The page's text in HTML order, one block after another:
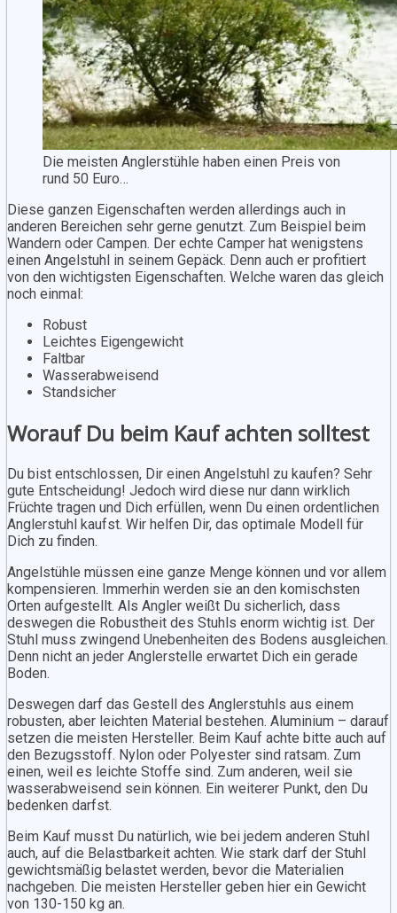
Die meisten Anglerstühle haben einen Preis von
rund 50 Euro…
Diese ganzen Eigenschaften werden allerdings auch in
anderen Bereichen sehr gerne genutzt. Zum Beispiel beim
Wandern oder Campen. Der echte Camper hat wenigstens
einen Angelstuhl in seinem Gepäck. Denn auch er profitiert
von den wichtigsten Eigenschaften. Welche waren das gleich
noch einmal:
Robust
Leichtes Eigengewicht
Faltbar
Wasserabweisend
Standsicher
Worauf Du beim Kauf achten solltest
Du bist entschlossen, Dir einen Angelstuhl zu kaufen? Sehr
gute Entscheidung! Jedoch wird diese nur dann wirklich
Früchte tragen und Dich erfüllen, wenn Du einen ordentlichen
Anglerstuhl kaufst. Wir helfen Dir, das optimale Modell für
Dich zu finden.
Angelstühle müssen eine ganze Menge können und vor allem
kompensieren. Immerhin werden sie an den komischsten
Orten aufgestellt. Als Angler weißt Du sicherlich, dass
deswegen die Robustheit des Stuhls enorm wichtig ist. Der
Stuhl muss zwingend Unebenheiten des Bodens ausgleichen.
Denn nicht an jeder Anglerstelle erwartet Dich ein gerade
Boden.
Deswegen darf das Gestell des Anglerstuhls aus einem
robusten, aber leichten Material bestehen. Aluminium – darauf
setzen die meisten Hersteller. Beim Kauf achte bitte auch auf
den Bezugsstoff. Nylon oder Polyester sind ratsam. Zum
einen, weil es leichte Stoffe sind. Zum anderen, weil sie
wasserabweisend sein können. Ein weiterer Punkt, den Du
bedenken darfst.
Beim Kauf musst Du natürlich, wie bei jedem anderen Stuhl
auch, auf die Belastbarkeit achten. Wie stark darf der Stuhl
gewichtsmäßig belastet werden, bevor die Materialien
nachgeben. Die meisten Hersteller geben hier ein Gewicht
von 130-150 kg an.